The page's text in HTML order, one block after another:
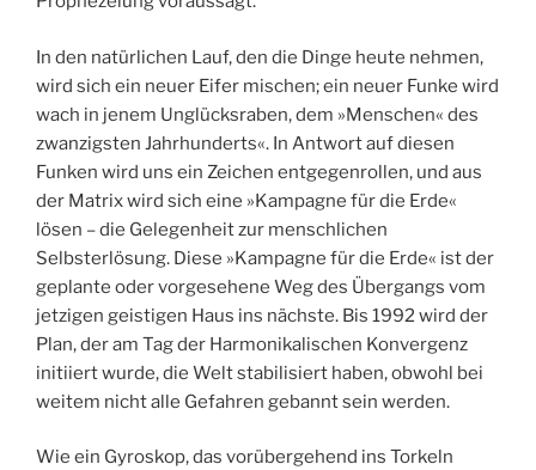
In den natürlichen Lauf, den die Dinge heute nehmen,
wird sich ein neuer Eifer mischen; ein neuer Funke wird
wach in jenem Unglücksraben, dem »Menschen« des
zwanzigsten Jahrhunderts«. In Antwort auf diesen
Funken wird uns ein Zeichen entgegenrollen, und aus
der Matrix wird sich eine »Kampagne für die Erde«
lösen – die Gelegenheit zur menschlichen
Selbsterlösung. Diese »Kampagne für die Erde« ist der
geplante oder vorgesehene Weg des Übergangs vom
jetzigen geistigen Haus ins nächste. Bis 1992 wird der
Plan, der am Tag der Harmonikalischen Konvergenz
initiiert wurde, die Welt stabilisiert haben, obwohl bei
weitem nicht alle Gefahren gebannt sein werden.
Wie ein Gyroskop, das vorübergehend ins Torkeln